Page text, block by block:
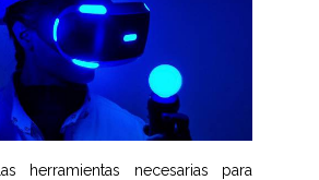
herramientas necesarias para